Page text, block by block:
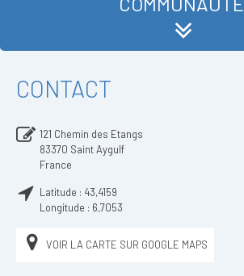
CONTACT
121 Chemin des Etangs
83370 Saint Aygulf
France
Latitude : 43,4159
Longitude : 6,7053
VOIR LA CARTE SUR GOOGLE MAPS